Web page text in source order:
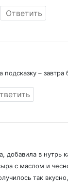
Ответить
– завтра
добавила в нутрь
с маслом и
так